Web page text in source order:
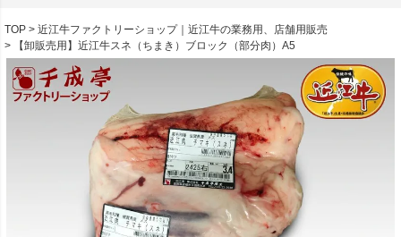
TOP
近江牛ファクトリーショップ｜近江牛の業務用、店舗用販売
【卸販売用】近江牛スネ（ちまき）ブロック（部分肉）A5